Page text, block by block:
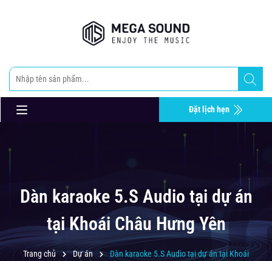
Đặt lịch hẹn
Dàn karaoke 5.S Audio tại dự án
tại Khoái Châu Hưng Yên
Trang chủ Dự án
Dàn karaoke 5.S Audio tại dự án tại Khoái